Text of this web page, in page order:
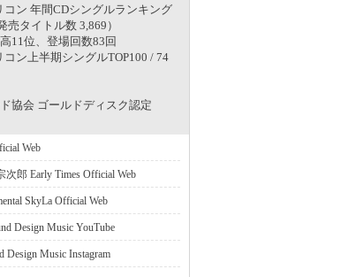
コン 年間CDシングルランキング
売タイトル数 3,869）
11位、登場回数83回
コン上半期シングルTOP100 / 74
協会 ゴールドディスク認定
Web
次郎 Early Times Official Web
SkyLa Official Web
Design Music YouTube
Design Music Instagram